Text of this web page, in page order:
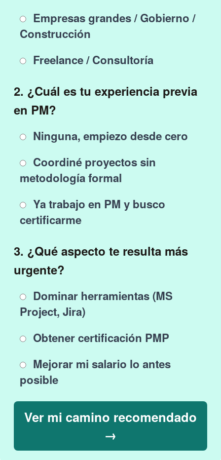
Empresas grandes / Gobierno /
Construcción
Freelance / Consultoría
2. ¿Cuál es tu experiencia previa
en PM?
Ninguna, empiezo desde cero
Coordiné proyectos sin
metodología formal
Ya trabajo en PM y busco
certificarme
3. ¿Qué aspecto te resulta más
urgente?
Dominar herramientas (MS
Project, Jira)
Obtener certificación PMP
Mejorar mi salario lo antes
posible
Ver mi camino recomendado
→